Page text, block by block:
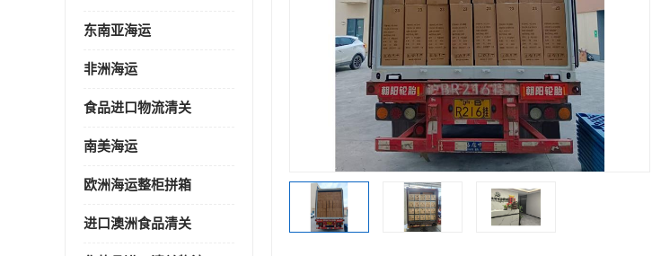
东南亚海运
非洲海运
食品进口物流清关
南美海运
欧洲海运整柜拼箱
进口澳洲食品清关